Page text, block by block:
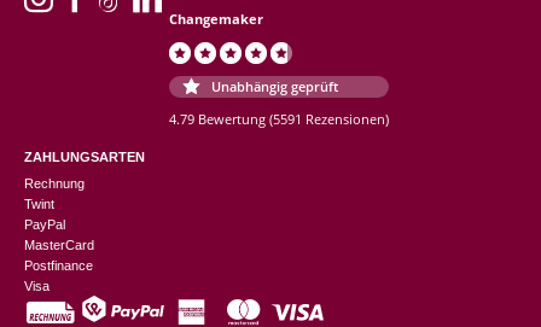
Changemaker
Unabhängig geprüft
4.79 Bewertung (5591 Rezensionen)
ZAHLUNGSARTEN
Rechnung
Twint
PayPal
MasterCard
Postfinance
Visa